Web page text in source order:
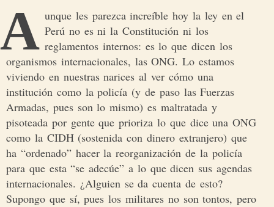
A unque les parezca increíble hoy la ley en el
Perú no es ni la Constitución ni los
reglamentos internos: es lo que dicen los
organismos internacionales, las ONG. Lo estamos
viviendo en nuestras narices al ver cómo una
institución como la policía (y de paso las Fuerzas
Armadas, pues son lo mismo) es maltratada y
pisoteada por gente que prioriza lo que dice una ONG
como la CIDH (sostenida con dinero extranjero) que
ha “ordenado” hacer la reorganización de la policía
para que esta “se adecúe” a lo que dicen sus agendas
internacionales. ¿Alguien se da cuenta de esto?
Supongo que sí, pues los militares no son tontos, pero